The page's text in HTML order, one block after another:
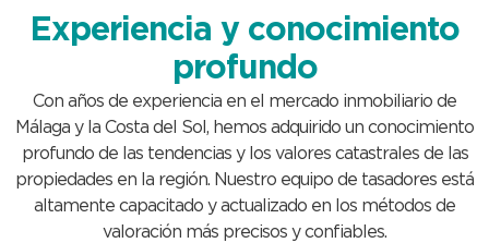
Experiencia y conocimiento
profundo
Con años de experiencia en el mercado inmobiliario de
Málaga y la Costa del Sol, hemos adquirido un conocimiento
profundo de las tendencias y los valores catastrales de las
propiedades en la región. Nuestro equipo de tasadores está
altamente capacitado y actualizado en los métodos de
valoración más precisos y confiables.